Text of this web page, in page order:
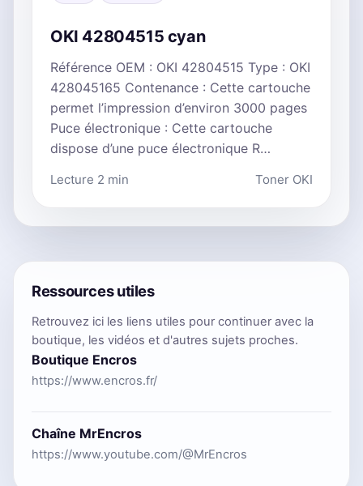
OKI 42804515 cyan
Référence OEM : OKI 42804515 Type : OKI
428045165 Contenance : Cette cartouche
permet l’impression d’environ 3000 pages
Puce électronique : Cette cartouche
dispose d’une puce électronique R…
Lecture 2 min Toner OKI
Ressources utiles
Retrouvez ici les liens utiles pour continuer avec la
boutique, les vidéos et d'autres sujets proches.
Boutique Encros
https://www.encros.fr/
Chaîne MrEncros
https://www.youtube.com/@MrEncros